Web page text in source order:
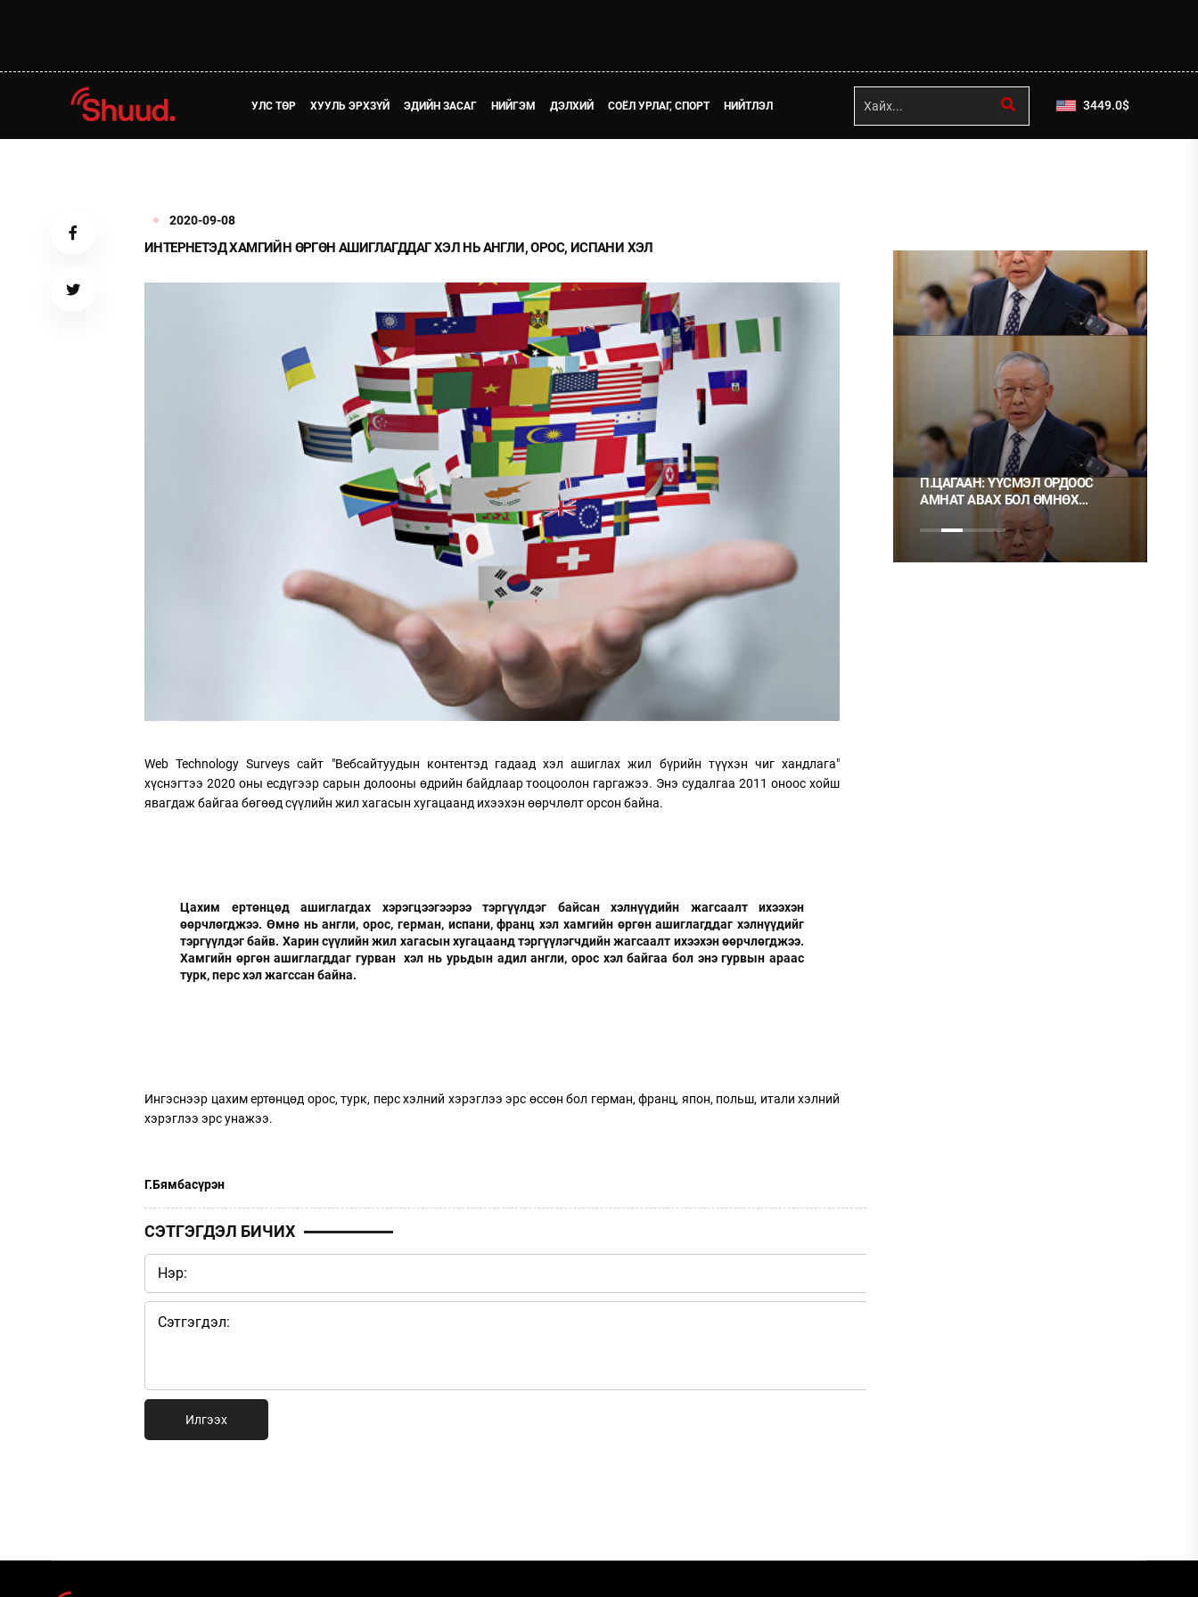
УЛС ТӨР ХУУЛЬ ЭРХЗҮЙ ЭДИЙН ЗАСАГ НИЙГЭМ ДЭЛХИЙ СОЁЛ УРЛАГ, СПОРТ НИЙТЛЭЛ 3449.0$
2020-09-08
ИНТЕРНЕТЭД ХАМГИЙН ӨРГӨН АШИГЛАГДДАГ ХЭЛ НЬ АНГЛИ, ОРОС, ИСПАНИ ХЭЛ
Web Technology Surveys сайт "Вебсайтуудын контентэд гадаад хэл ашиглах жил бүрийн түүхэн чиг хандлага"
хүснэгтээ 2020 оны есдүгээр сарын долооны өдрийн байдлаар тооцоолон гаргажээ. Энэ судалгаа 2011 оноос хойш
явагдаж байгаа бөгөөд сүүлийн жил хагасын хугацаанд ихээхэн өөрчлөлт орсон байна.
Цахим ертөнцөд ашиглагдах хэрэгцээгээрээ тэргүүлдэг байсан хэлнүүдийн жагсаалт ихээхэн
өөрчлөгджээ. Өмнө нь англи, орос, герман, испани, франц хэл хамгийн өргөн ашиглагддаг хэлнүүдийг
тэргүүлдэг байв. Харин сүүлийн жил хагасын хугацаанд тэргүүлэгчдийн жагсаалт ихээхэн өөрчлөгджээ.
Хамгийн өргөн ашиглагддаг гурван хэл нь урьдын адил англи, орос хэл байгаа бол энэ гурвын араас
турк, перс хэл жагссан байна.
Ингэснээр цахим ертөнцөд орос, турк, перс хэлний хэрэглээ эрс өссөн бол герман, франц, япон, польш, итали хэлний
хэрэглээ эрс унажээ.
Г.Бямбасүрэн
СЭТГЭГДЭЛ БИЧИХ
Илгээх
ТӨЛӨӨЛӨГЧИЙН ГАЗАРТ
ОРЛОГО ШИЛЖҮҮЛСЭН БОЛ 20
ХУВИАР ТАТВАР СУУТГАНА
НИЙСЛЭЛД ШАХМАЛ ТҮЛШ
БОРЛУУЛАХ 435 ЦЭГ
П.ЦАГААН: ҮҮСМЭЛ ОРДООС
АМНАТ АВАХ БОЛ ӨМНӨХ
ШИГЭЭ ТУСГАЙ
ЗӨВШӨӨРӨЛТЭЙ БОЛГОХ
ХЭРЭГТЭЙ